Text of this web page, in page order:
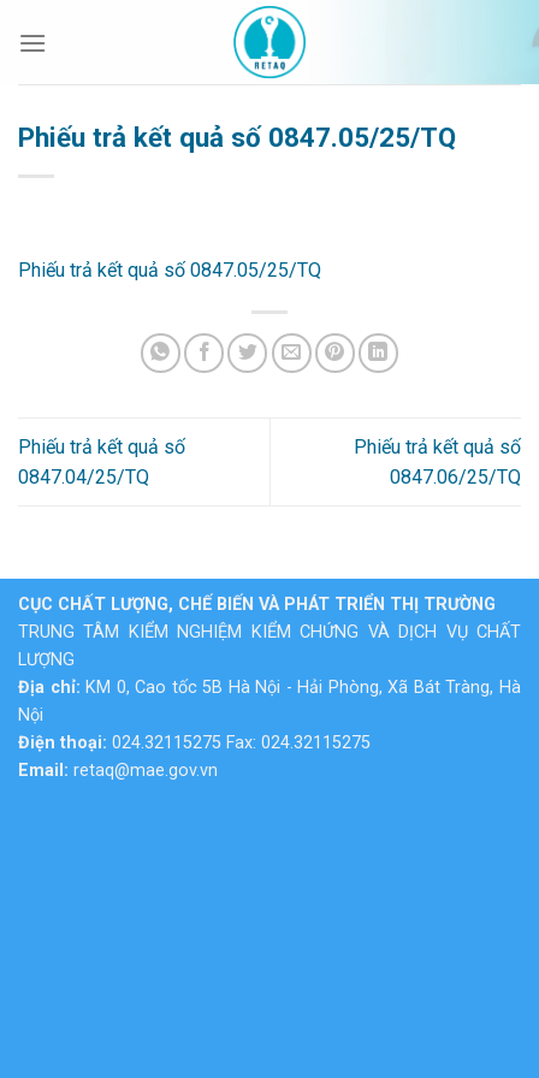
qua
Phiếu trả kết quả số 0847.05/25/TQ
Phiếu trả kết quả số 0847.05/25/TQ
Phiếu trả kết quả số
0847.04/25/TQ
Phiếu trả kết quả số
0847.06/25/TQ
CỤC CHẤT LƯỢNG, CHẾ BIẾN VÀ PHÁT TRIỂN THỊ TRƯỜNG
TRUNG TÂM KIỂM NGHIỆM KIỂM CHỨNG VÀ DỊCH VỤ CHẤT
LƯỢNG
Địa chỉ: KM 0, Cao tốc 5B Hà Nội - Hải Phòng, Xã Bát Tràng, Hà
Nội
Điện thoại: 024.32115275 Fax: 024.32115275
Email: retaq@mae.gov.vn